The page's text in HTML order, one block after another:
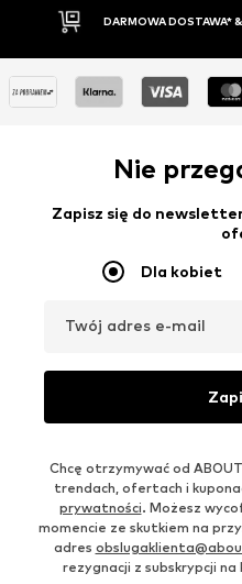
30 DNI NA ZWROT
Nie
Zapisz się do
Dla kobiet
Twój adres e-mail
Chcę otrzymywać od
trendach, ofertach i
prywatności. Możesz
momencie ze skutkiem na
adres
rezygnacji z subskrypcji